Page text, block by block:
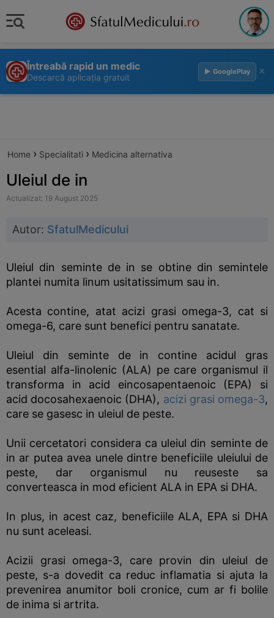
Întreabă rapid un medic
Descarcă aplicația gratuit
▶ GooglePlay ×
Home › Specialitati › Medicina alternativa
Uleiul de in
Actualizat: 19 August 2025
Autor: SfatulMedicului
Uleiul din seminte de in se obtine din semintele
plantei numita linum usitatissimum sau in.
Acesta contine, atat acizi grasi omega-3, cat si
omega-6, care sunt benefici pentru sanatate.
Uleiul din seminte de in contine acidul gras
esential alfa-linolenic (ALA) pe care organismul il
transforma in acid eincosapentaenoic (EPA) si
acid docosahexaenoic (DHA), acizi grasi omega-3,
care se gasesc in uleiul de peste.
Unii cercetatori considera ca uleiul din seminte de
in ar putea avea unele dintre beneficiile uleiului de
peste, dar organismul nu reuseste sa
converteasca in mod eficient ALA in EPA si DHA.
In plus, in acest caz, beneficiile ALA, EPA si DHA
nu sunt aceleasi.
Acizii grasi omega-3, care provin din uleiul de
peste, s-a dovedit ca reduc inflamatia si ajuta la
prevenirea anumitor boli cronice, cum ar fi bolile
de inima si artrita.